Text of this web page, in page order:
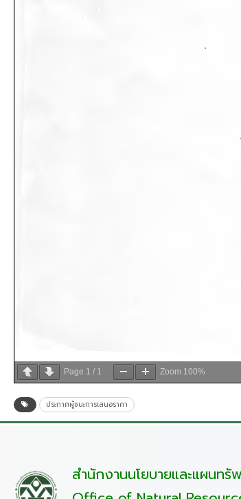
Page 1 / 1 Zoom 100%
ประกาศผู้ชนะการเสนอราคา
สำนักงานนโยบายและแผนท